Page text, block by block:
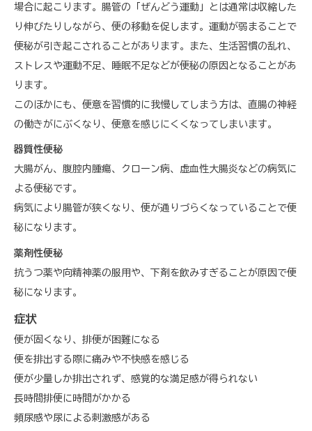
場合に起こります。腸管の「ぜんどう運動」とは通常は収縮した
り伸びたりしながら、便の移動を促します。運動が弱まることで
便秘が引き起こされることがあります。また、生活習慣の乱れ、
ストレスや運動不足、睡眠不足などが便秘の原因となることがあ
ります。
このほかにも、便意を習慣的に我慢してしまう方は、直腸の神経
の働きがにぶくなり、便意を感じにくくなってしまいます。
器質性便秘
大腸がん、腹腔内腫瘍、クローン病、虚血性大腸炎などの病気に
よる便秘です。
病気により腸管が狭くなり、便が通りづらくなっていることで便
秘になります。
薬剤性便秘
抗うつ薬や向精神薬の服用や、下剤を飲みすぎることが原因で便
秘になります。
症状
便が固くなり、排便が困難になる
便を排出する際に痛みや不快感を感じる
便が少量しか排出されず、感覚的な満足感が得られない
長時間排便に時間がかかる
頻尿感や尿による刺激感がある